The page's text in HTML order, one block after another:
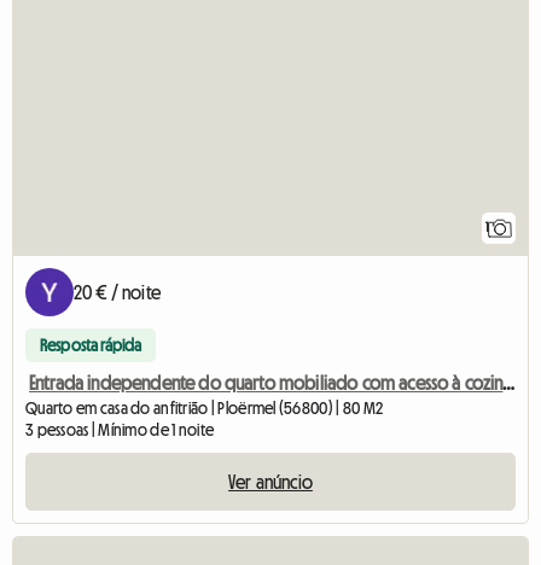
1
20 € / noite
Resposta rápida
Entrada independente do quarto mobiliado com acesso à cozinha central
Quarto em casa do anfitrião | Ploërmel (56800) | 80 M2
3 pessoas | Mínimo de 1 noite
Ver anúncio